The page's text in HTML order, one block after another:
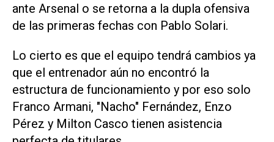
ante Arsenal o se retorna a la dupla ofensiva
de las primeras fechas con Pablo Solari.
Lo cierto es que el equipo tendrá cambios ya
que el entrenador aún no encontró la
estructura de funcionamiento y por eso solo
Franco Armani, "Nacho" Fernández, Enzo
Pérez y Milton Casco tienen asistencia